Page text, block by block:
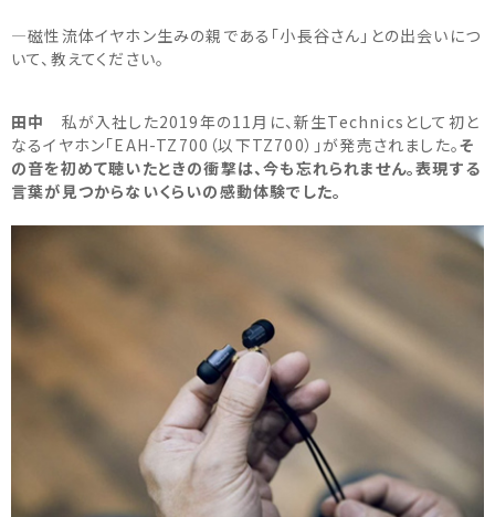
―磁性流体イヤホン生みの親である「小長谷さん」との出会いにつ
いて、教えてください。
田中
私が入社した2019年の11月に、新生Technicsとして初と
なるイヤホン「EAH-TZ700（以下TZ700）」が発売されました。そ
の音を初めて聴いたときの衝撃は、今も忘れられません。表現する
言葉が見つからないくらいの感動体験でした。